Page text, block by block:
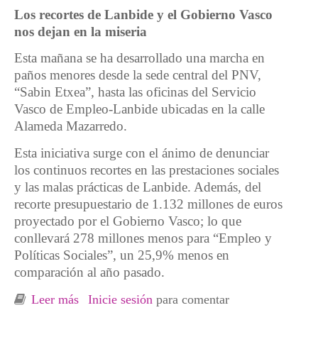
Los recortes de Lanbide y el Gobierno Vasco
nos dejan en la miseria
Esta mañana se ha desarrollado una marcha en
paños menores desde la sede central del PNV,
“Sabin Etxea”, hasta las oficinas del Servicio
Vasco de Empleo-Lanbide ubicadas en la calle
Alameda Mazarredo.
Esta iniciativa surge con el ánimo de denunciar
los continuos recortes en las prestaciones sociales
y las malas prácticas de Lanbide. Además, del
recorte presupuestario de 1.132 millones de euros
proyectado por el Gobierno Vasco; lo que
conllevará 278 millones menos para “Empleo y
Políticas Sociales”, un 25,9% menos en
comparación al año pasado.
Leer más sobre Marcha contra los recortes desde “Sab in
Inicie sesión para comentar